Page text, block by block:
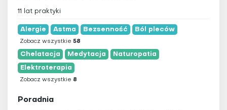
11 lat praktyki
Alergie Astma Bezsenność Ból pleców
Zobacz wszystkie 58
Chelatacja Medytacja Naturopatia
Elektroterapia
Zobacz wszystkie 8
Poradnia